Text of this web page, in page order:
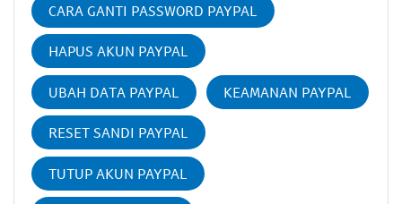
CARA GANTI PASSWORD PAYPAL
HAPUS AKUN PAYPAL
UBAH DATA PAYPAL KEAMANAN PAYPAL
RESET SANDI PAYPAL
TUTUP AKUN PAYPAL